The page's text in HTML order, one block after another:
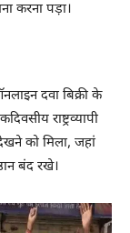
करना पड़ा।
दवा बिक्री के
राष्ट्रव्यापी
को मिला, जहां
बंद रखे।